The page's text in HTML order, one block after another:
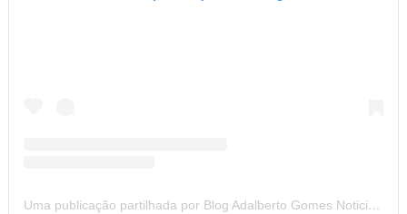
Uma publicação partilhada por Blog Adalberto Gomes Noticias (@blogadalbertogomesnoticiass)